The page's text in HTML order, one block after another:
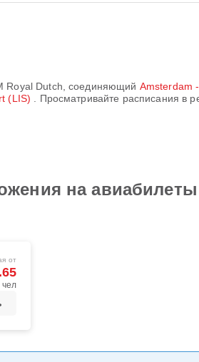
Royal Dutch , соединяющий Amsterdam
(LIS)
. Просматривайте расписания в
на
от
чел